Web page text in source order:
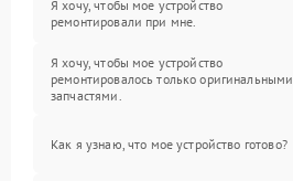
Я хочу, чтобы мое устройство
ремонтировали при мне.
Я хочу, чтобы мое устройство
ремонтировалось только оригинальными
запчастями.
Как я узнаю, что мое устройство готово?